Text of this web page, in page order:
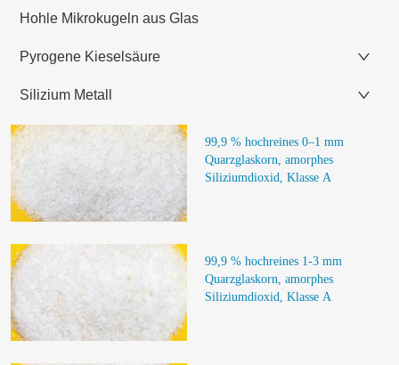
Hohle Mikrokugeln aus Glas
Pyrogene Kieselsäure
Silizium Metall
99,9 % hochreines 0–1 mm
Quarzglaskorn, amorphes
Siliziumdioxid, Klasse A
99,9 % hochreines 1-3 mm
Quarzglaskorn, amorphes
Siliziumdioxid, Klasse A